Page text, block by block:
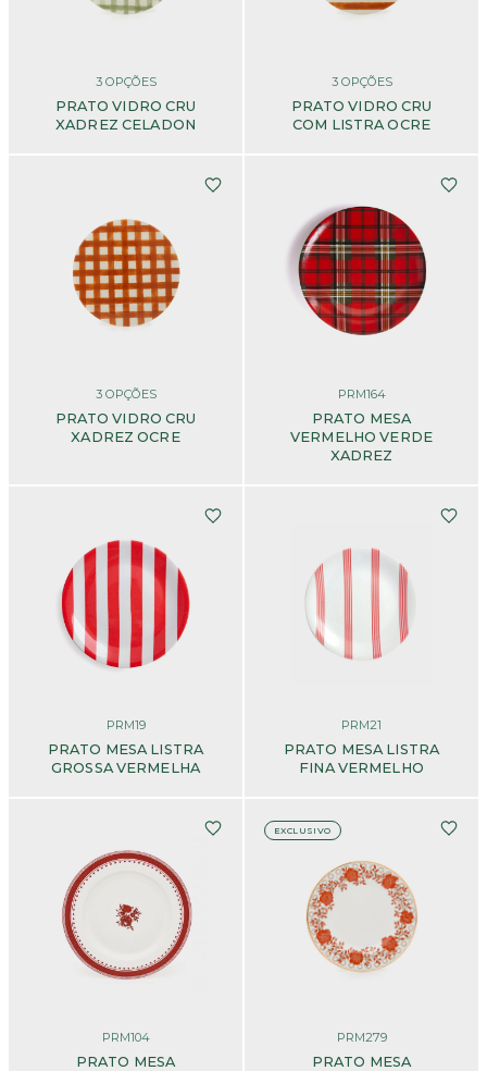
3OPÇÕES
PRATO VIDRO CRU
XADREZ CELADON
3OPÇÕES
PRATO VIDRO CRU
COM LISTRA OCRE
3OPÇÕES
PRATO VIDRO CRU
XADREZ OCRE
PRM164
PRATO MESA
VERMELHO VERDE
XADREZ
PRM19
PRATO MESA LISTRA
GROSSA VERMELHA
PRM21
PRATO MESA LISTRA
FINA VERMELHO
PRM104
PRATO MESA
EXCLUSIVO
PRM279
PRATO MESA